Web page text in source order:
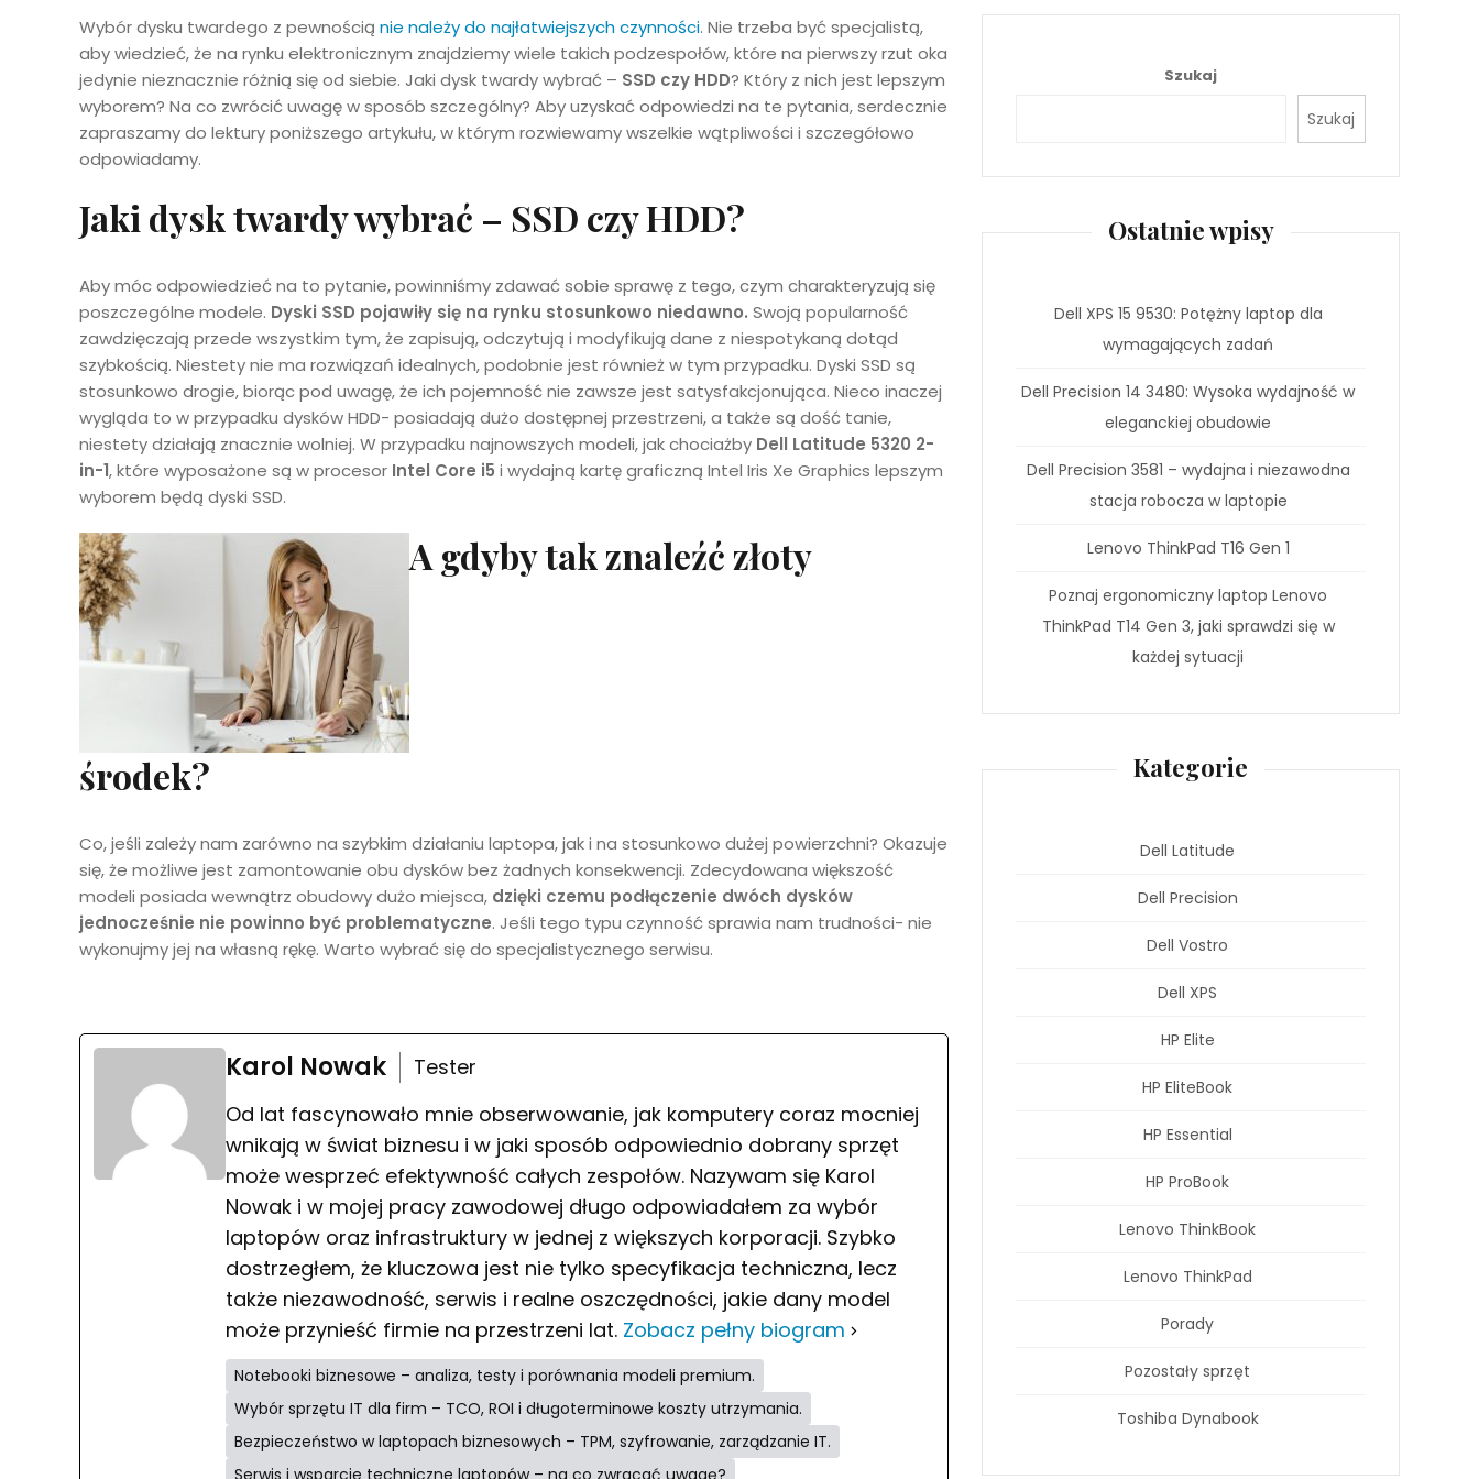
Wybór dysku twardego z pewnością nie należy do najłatwiejszych czynności. Nie trzeba być specjalistą,
aby wiedzieć, że na rynku elektronicznym znajdziemy wiele takich podzespołów, które na pierwszy rzut oka
jedynie nieznacznie różnią się od siebie. Jaki dysk twardy wybrać – SSD czy HDD? Który z nich jest lepszym
wyborem? Na co zwrócić uwagę w sposób szczególny? Aby uzyskać odpowiedzi na te pytania, serdecznie
zapraszamy do lektury poniższego artykułu, w którym rozwiewamy wszelkie wątpliwości i szczegółowo
odpowiadamy.
Jaki dysk twardy wybrać – SSD czy HDD?
Aby móc odpowiedzieć na to pytanie, powinniśmy zdawać sobie sprawę z tego, czym charakteryzują się
poszczególne modele. Dyski SSD pojawiły się na rynku stosunkowo niedawno. Swoją popularność
zawdzięczają przede wszystkim tym, że zapisują, odczytują i modyfikują dane z niespotykaną dotąd
szybkością. Niestety nie ma rozwiązań idealnych, podobnie jest również w tym przypadku. Dyski SSD są
stosunkowo drogie, biorąc pod uwagę, że ich pojemność nie zawsze jest satysfakcjonująca. Nieco inaczej
wygląda to w przypadku dysków HDD- posiadają dużo dostępnej przestrzeni, a także są dość tanie,
niestety działają znacznie wolniej. W przypadku najnowszych modeli, jak chociażby Dell Latitude 5320 2-
in-1, które wyposażone są w procesor Intel Core i5 i wydajną kartę graficzną Intel Iris Xe Graphics lepszym
wyborem będą dyski SSD.
A gdyby tak znaleźć złoty
środek?
Co, jeśli zależy nam zarówno na szybkim działaniu laptopa, jak i na stosunkowo dużej powierzchni? Okazuje
się, że możliwe jest zamontowanie obu dysków bez żadnych konsekwencji. Zdecydowana większość
modeli posiada wewnątrz obudowy dużo miejsca, dzięki czemu podłączenie dwóch dysków
jednocześnie nie powinno być problematyczne. Jeśli tego typu czynność sprawia nam trudności- nie
wykonujmy jej na własną rękę. Warto wybrać się do specjalistycznego serwisu.
Karol Nowak
Tester
Od lat fascynowało mnie obserwowanie, jak komputery coraz mocniej
wnikają w świat biznesu i w jaki sposób odpowiednio dobrany sprzęt
może wesprzeć efektywność całych zespołów. Nazywam się Karol
Nowak i w mojej pracy zawodowej długo odpowiadałem za wybór
laptopów oraz infrastruktury w jednej z większych korporacji. Szybko
dostrzegłem, że kluczowa jest nie tylko specyfikacja techniczna, lecz
także niezawodność, serwis i realne oszczędności, jakie dany model
może przynieść firmie na przestrzeni lat. Zobacz pełny biogram
Notebooki biznesowe – analiza, testy i porównania modeli premium.
Wybór sprzętu IT dla firm – TCO, ROI i długoterminowe koszty utrzymania.
Bezpieczeństwo w laptopach biznesowych – TPM, szyfrowanie, zarządzanie IT.
Serwis i wsparcie techniczne laptopów – na co zwracać uwagę?
Szukaj
Szukaj
Ostatnie wpisy
Dell XPS 15 9530: Potężny laptop dla
wymagających zadań
Dell Precision 14 3480: Wysoka wydajność w
eleganckiej obudowie
Dell Precision 3581 – wydajna i niezawodna
stacja robocza w laptopie
Lenovo ThinkPad T16 Gen 1
Poznaj ergonomiczny laptop Lenovo
ThinkPad T14 Gen 3, jaki sprawdzi się w
każdej sytuacji
Kategorie
Dell Latitude
Dell Precision
Dell Vostro
Dell XPS
HP Elite
HP EliteBook
HP Essential
HP ProBook
Lenovo ThinkBook
Lenovo ThinkPad
Porady
Pozostały sprzęt
Toshiba Dynabook